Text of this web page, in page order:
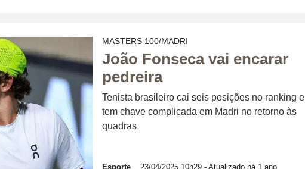
MASTERS 100/MADRI
João Fonseca vai encarar
pedreira
Tenista brasileiro cai seis posições no ranking e
tem chave complicada em Madri no retorno às
quadras
Esporte 23/04/2025 10h29 - Atualizado há 1 ano